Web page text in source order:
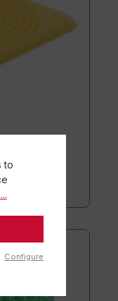
to
Configure